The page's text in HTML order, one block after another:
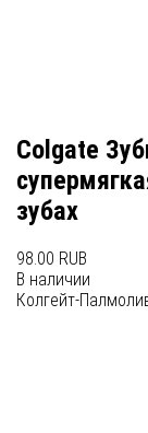
Colgate
зубах
98.00 RUB
В наличии
Колгейт-